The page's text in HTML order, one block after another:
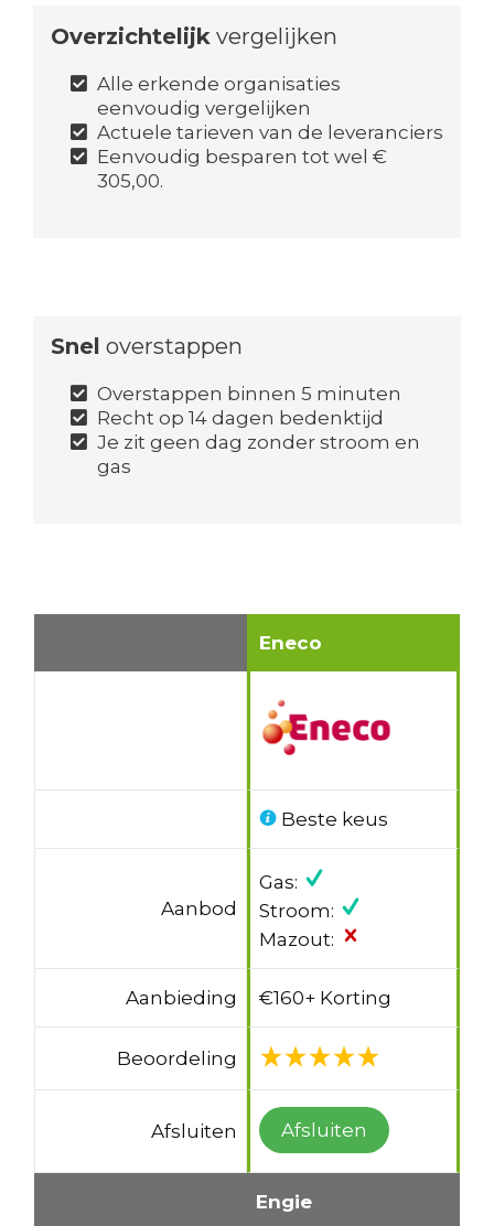
Overzichtelijk vergelijken
Alle erkende organisaties
eenvoudig vergelijken
Actuele tarieven van de leveranciers
Eenvoudig besparen tot wel €
305,00.
Snel overstappen
Overstappen binnen 5 minuten
Recht op 14 dagen bedenktijd
Je zit geen dag zonder stroom en
gas
Eneco
Beste keus
Aanbod
Gas:
Stroom:
Mazout:
Aanbieding €160+ Korting
Beoordeling
Afsluiten Afsluiten
Engie